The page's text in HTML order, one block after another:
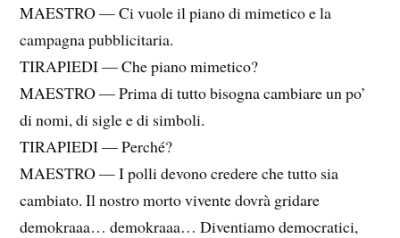
MAESTRO — Ci vuole il piano di mimetico e la
campagna pubblicitaria.
TIRAPIEDI — Che piano mimetico?
MAESTRO — Prima di tutto bisogna cambiare un po’
di nomi, di sigle e di simboli.
TIRAPIEDI — Perché?
MAESTRO — I polli devono credere che tutto sia
cambiato. Il nostro morto vivente dovrà gridare
demokraaa… demokraaa… Diventiamo democratici,